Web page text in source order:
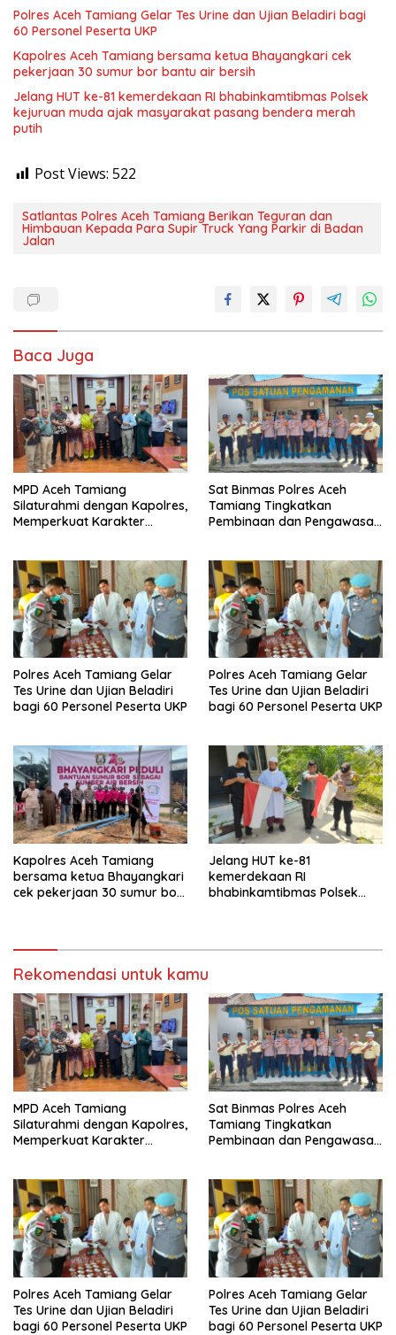
Polres Aceh Tamiang Gelar Tes Urine dan Ujian Beladiri bagi
60 Personel Peserta UKP
Kapolres Aceh Tamiang bersama ketua Bhayangkari cek
pekerjaan 30 sumur bor bantu air bersih
Jelang HUT ke-81 kemerdekaan RI bhabinkamtibmas Polsek
kejuruan muda ajak masyarakat pasang bendera merah
putih
Post Views: 522
Satlantas Polres Aceh Tamiang Berikan Teguran dan
Himbauan Kepada Para Supir Truck Yang Parkir di Badan
Jalan
Baca Juga
MPD Aceh Tamiang
Silaturahmi dengan Kapolres,
Memperkuat Karakter
Sat Binmas Polres Aceh
Tamiang Tingkatkan
Pembinaan dan Pengawasan
Polres Aceh Tamiang Gelar
Tes Urine dan Ujian Beladiri
bagi 60 Personel Peserta UKP
Polres Aceh Tamiang Gelar
Tes Urine dan Ujian Beladiri
bagi 60 Personel Peserta UKP
Kapolres Aceh Tamiang
bersama ketua Bhayangkari
cek pekerjaan 30 sumur bor
Jelang HUT ke-81
kemerdekaan RI
bhabinkamtibmas Polsek
Rekomendasi untuk kamu
MPD Aceh Tamiang
Silaturahmi dengan Kapolres,
Memperkuat Karakter
Sat Binmas Polres Aceh
Tamiang Tingkatkan
Pembinaan dan Pengawasan
Polres Aceh Tamiang Gelar
Tes Urine dan Ujian Beladiri
bagi 60 Personel Peserta UKP
Polres Aceh Tamiang Gelar
Tes Urine dan Ujian Beladiri
bagi 60 Personel Peserta UKP